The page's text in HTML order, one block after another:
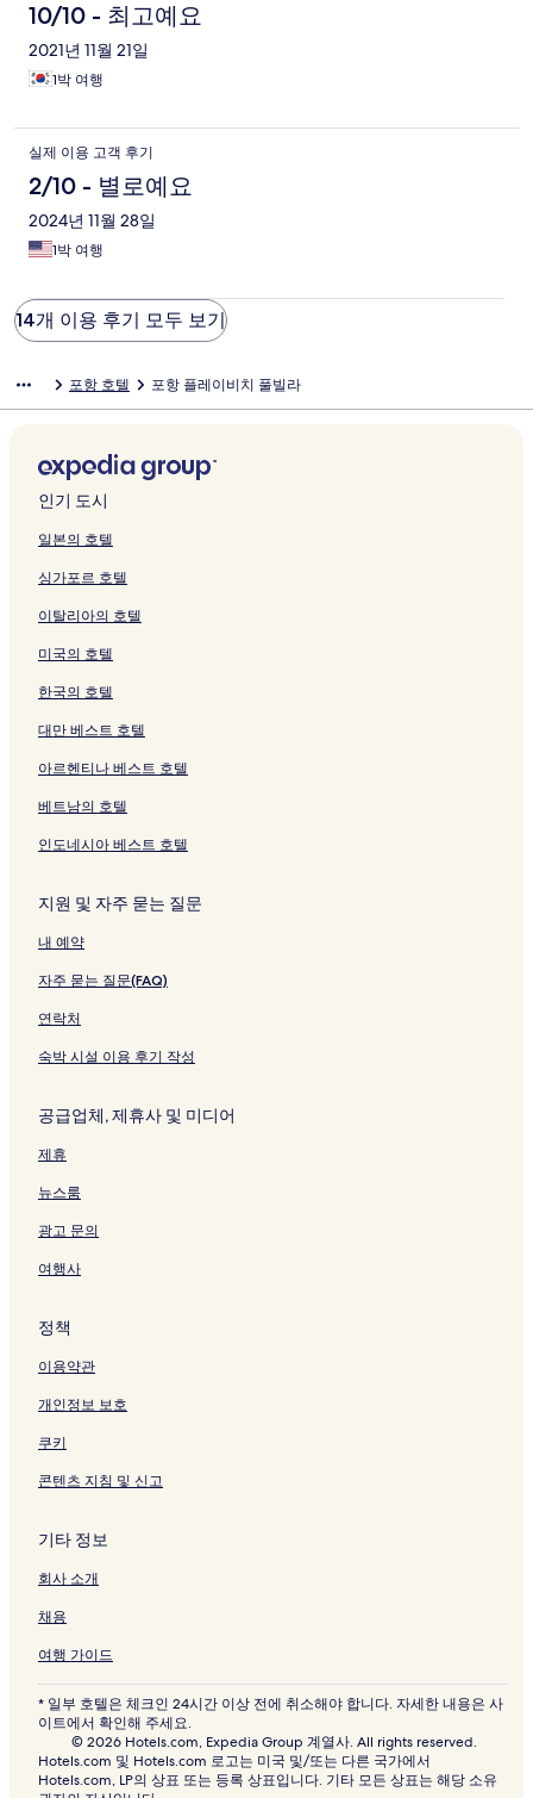
10/10 - 최고예요
2021년 11월 21일
1박 여행
실제 이용 고객 후기
2/10 - 별로예요
2024년 11월 28일
1박 여행
14개 이용 후기 모두 보기
포항 호텔 포항 플레이비치 풀빌라
인기 도시
일본의 호텔
싱가포르 호텔
이탈리아의 호텔
미국의 호텔
한국의 호텔
대만 베스트 호텔
아르헨티나 베스트 호텔
베트남의 호텔
인도네시아 베스트 호텔
지원 및 자주 묻는 질문
내 예약
자주 묻는 질문(FAQ)
연락처
숙박 시설 이용 후기 작성
공급업체, 제휴사 및 미디어
제휴
뉴스룸
광고 문의
여행사
정책
이용약관
개인정보 보호
쿠키
콘텐츠 지침 및 신고
기타 정보
회사 소개
채용
여행 가이드
* 일부 호텔은 체크인 24시간 이상 전에 취소해야 합니다. 자세한 내용은 사
이트에서 확인해 주세요.
© 2026 Hotels.com, Expedia Group 계열사. All rights reserved.
Hotels.com 및 Hotels.com 로고는 미국 및/또는 다른 국가에서
Hotels.com, LP의 상표 또는 등록 상표입니다. 기타 모든 상표는 해당 소유